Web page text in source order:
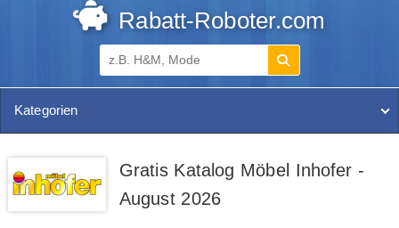
Rabatt-Roboter.com
Kategorien
Gratis Katalog Möbel Inhofer -
August 2026